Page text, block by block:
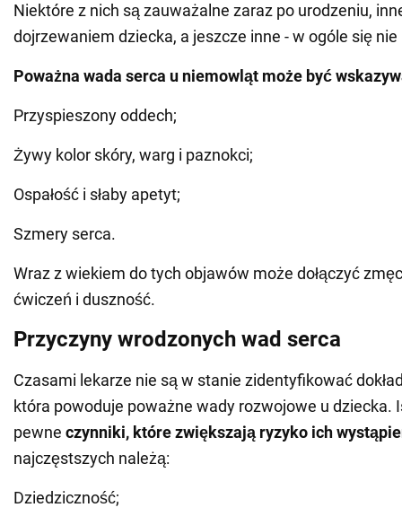
Niektóre z nich są zauważalne zaraz po urodzeniu,
dojrzewaniem dziecka, a jeszcze inne - w ogóle się
Poważna wada serca u niemowląt może być
Przyspieszony oddech;
Żywy kolor skóry, warg i paznokci;
Ospałość i słaby apetyt;
Szmery serca.
Wraz z wiekiem do tych objawów może dołączyć
ćwiczeń i duszność.
Przyczyny wrodzonych wad serca
Czasami lekarze nie są w stanie zidentyfikować
która powoduje poważne wady rozwojowe u dziecka.
pewne czynniki, które zwiększają ryzyko ich
najczęstszych należą:
Dziedziczność;